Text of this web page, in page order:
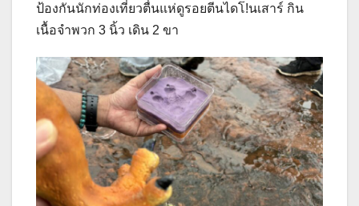
ป้องกันนักท่องเที่ยวตื่นแห่ดูรอยตีนไดโ!นเสาร์ กิน
เนื้อจำพวก 3 นิ้ว เดิน 2 ขา